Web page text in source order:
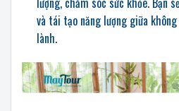
và tái tạo năng lượng giữa
lành.